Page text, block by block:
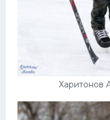
Харитонов